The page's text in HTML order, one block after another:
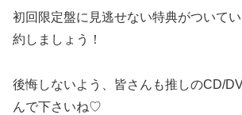
初回限定盤に見逃せない特典がついて
約しましょう！
後悔しないよう、皆さんも推しのCD/
んで下さいね♡